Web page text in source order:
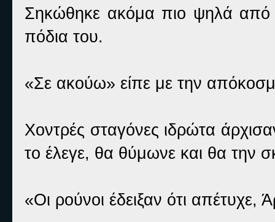
Σηκώθηκε ακόμα πιο ψηλά από
πόδια του.
«Σε ακούω» είπε με την
Χοντρές σταγόνες ιδρώτα
το έλεγε, θα θύμωνε και θα την
«Οι ρούνοι έδειξαν ότι απέτυχε,